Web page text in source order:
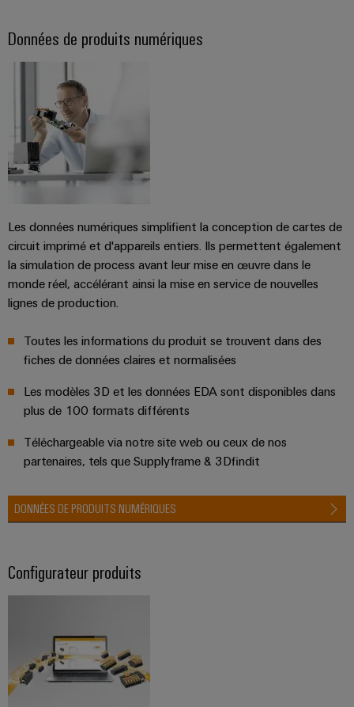
Données de produits numériques
Les données numériques simplifient la conception de cartes de
circuit imprimé et d'appareils entiers. Ils permettent également
la simulation de process avant leur mise en œuvre dans le
monde réel, accélérant ainsi la mise en service de nouvelles
lignes de production.
Toutes les informations du produit se trouvent dans des
fiches de données claires et normalisées
Les modèles 3D et les données EDA sont disponibles dans
plus de 100 formats différents
Téléchargeable via notre site web ou ceux de nos
partenaires, tels que Supplyframe & 3Dfindit
DONNÉES DE PRODUITS NUMÉRIQUES
Configurateur produits